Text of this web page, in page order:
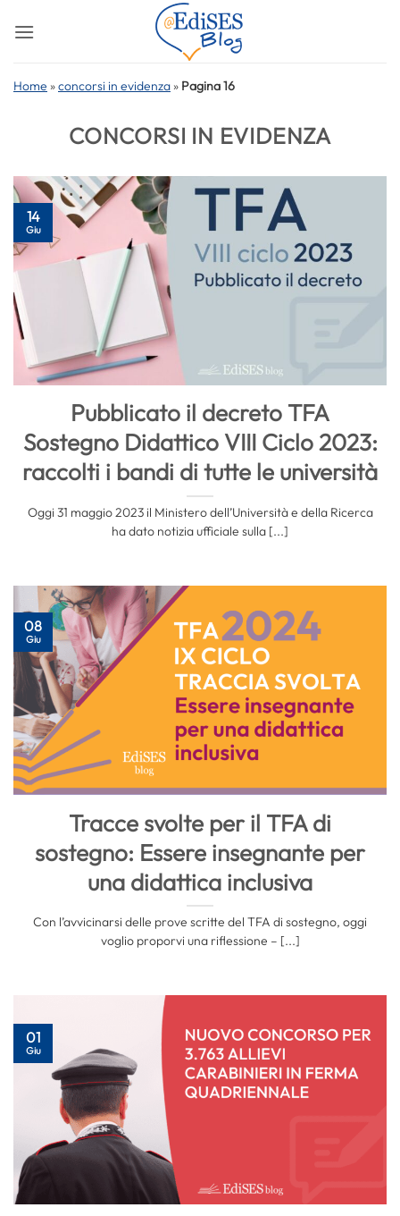
Home »concorsi in evidenza » Pagina 16
CONCORSI IN EVIDENZA
Pubblicato il decreto TFA
Sostegno Didattico VIII Ciclo 2023:
raccolti i bandi di tutte le università
Oggi 31 maggio 2023 il Ministero dell’Università e della Ricerca
ha dato notizia ufficiale sulla [...]
14
Giu
Tracce svolte per il TFA di
sostegno: Essere insegnante per
una didattica inclusiva
Con l’avvicinarsi delle prove scritte del TFA di sostegno, oggi
voglio proporvi una riflessione – [...]
08
Giu
01
Giu